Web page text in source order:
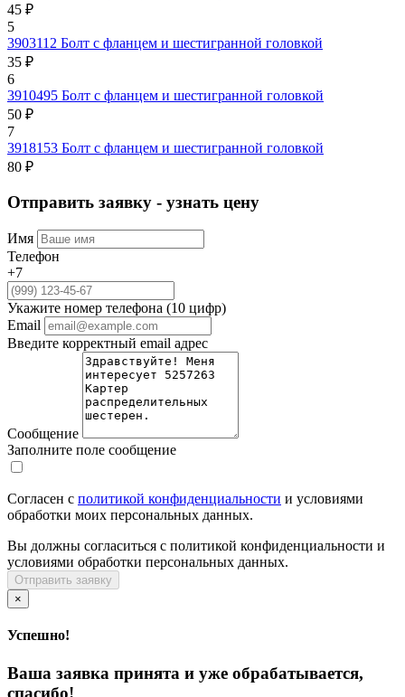
45 ₽
5
3903112 Болт с фланцем и шестигранной головкой
35 ₽
6
3910495 Болт с фланцем и шестигранной головкой
50 ₽
7
3918153 Болт с фланцем и шестигранной головкой
80 ₽
Отправить заявку - узнать цену
Имя
Телефон
+7
Укажите номер телефона (10 цифр)
Email
Введите корректный email адрес
Сообщение
Заполните поле сообщение
Согласен с политикой конфиденциальности и условиями
обработки моих персональных данных.
Вы должны согласиться с политикой конфиденциальности и
условиями обработки персональных данных.
Отправить заявку
×
Успешно!
Ваша заявка принята и уже обрабатывается,
спасибо!